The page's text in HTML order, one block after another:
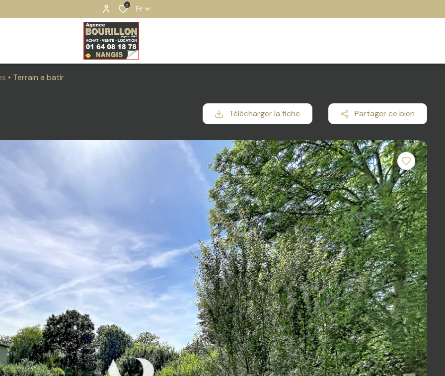
0 Fr
Terrain a batir
Télécharger la fiche Partager ce bien